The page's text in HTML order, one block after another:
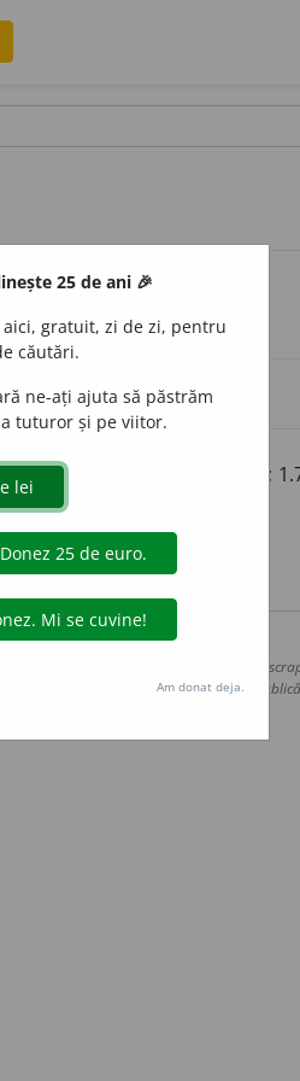
cu Bulgaria și Iugoslavia;
(https://dexonline.ro)
metode de extragere automată (web
de date oferite oficial spre utilizare publică
25 de ani 🎉
gratuit, zi de zi, pentru
căutări.
ne-ați ajuta să păstrăm
tuturor și pe viitor.
Am donat deja.